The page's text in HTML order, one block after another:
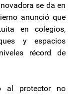
se da en
anunció que
en colegios,
y espacios
récord de
al protector no